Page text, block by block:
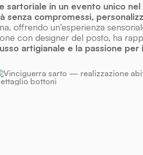
in un evento unico nel
senza compromessi,
offrendo un’esperienza
con designer del posto, ha
artigianale e la passione per